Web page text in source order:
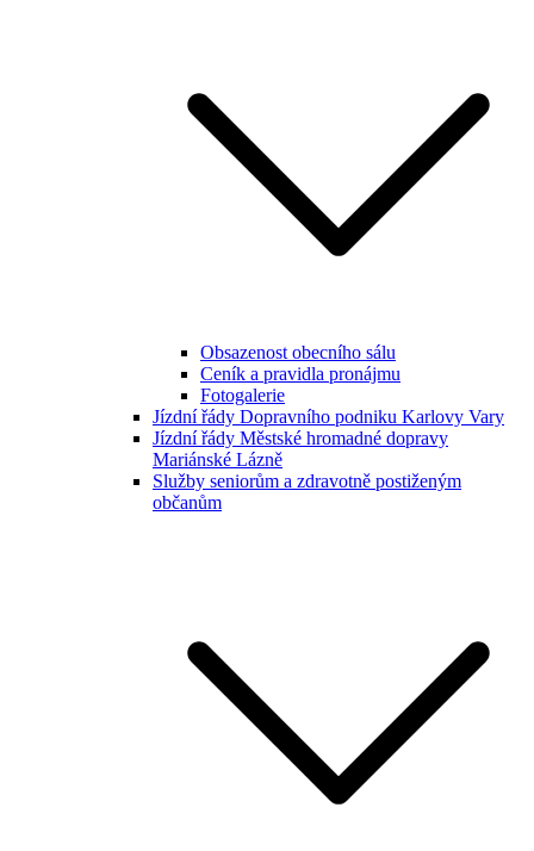
Obsazenost obecního sálu
Ceník a pravidla pronájmu
Fotogalerie
Jízdní řády Dopravního podniku Karlovy Vary
Jízdní řády Městské hromadné dopravy
Mariánské Lázně
Služby seniorům a zdravotně postiženým
občanům